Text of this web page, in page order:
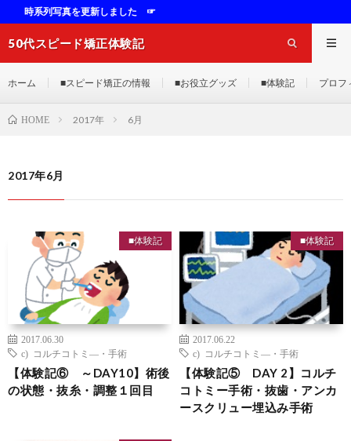
系列写真を更新しました ☞
50代スピード矯正体験記
ホーム ■スピード矯正の情報 ■お役立グッズ ■体験記 プロフ
HOME 2017年 6月
2017年6月
■体験記
2017.06.30
c) コルチコトミ―・手術
【体験記⑥ ～DAY10】術後
の状態・抜糸・調整１回目
■体験記
2017.06.22
c) コルチコトミ―・手術
【体験記⑤ DAY 2】コルチ
コトミー手術・抜歯・アンカ
ースクリュー埋込み手術